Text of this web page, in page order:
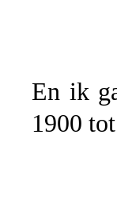
En ik
1900